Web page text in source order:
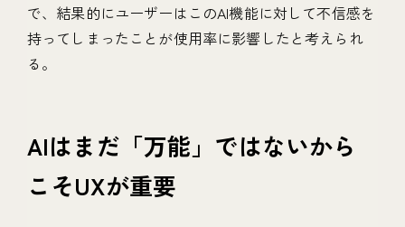
で、結果的にユーザーはこのAI機能に対して不信感を
持ってしまったことが使用率に影響したと考えられ
る。
AIはまだ「万能」ではないから
こそUXが重要